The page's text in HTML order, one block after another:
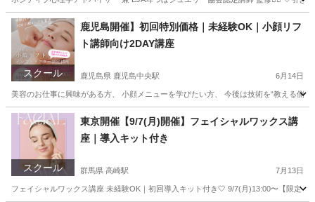
沖縄 那覇市 美容健康 つぼ
スクール
鹿児島開催】初回特別価格｜未経験OK｜小顔リフ
ト講師向け2DAY講座
鹿児島県 鹿児島中央駅 6月14日
美容のお仕事に興味がある方、 小顔メニューを学びたい方、 今後は技術を“教える側
鹿児島 鹿児島市 鹿児島中央駅 リフトアップ
スクール
東京開催【9/7(月)開催】フェイシャルワックス講
座｜導入キット付き
群馬県 高崎駅 7月13日
フェイシャルワックス講座 未経験OK｜初回導入キット付き🤍 9/7(月)13:00〜【限定